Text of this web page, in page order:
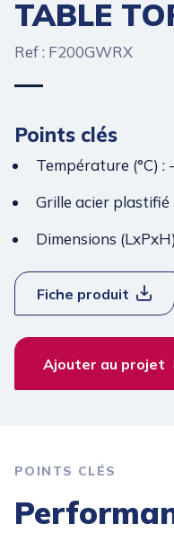
TABLE
Ref : F200GWRX
Points clés
Température (°C) :
Grille acier plastifié
Dimensions
Fiche produit
Ajouter au projet
POINTS CLÉS